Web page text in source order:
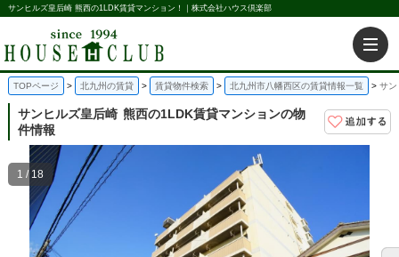
サンヒルズ皇后崎 熊西の1LDK賃貸マンション！｜株式会社ハウス倶楽部
TOPページ 北九州の賃貸 賃貸物件検索 北九州市八幡西区の賃貸情報一覧 サン
サンヒルズ皇后崎 熊西の1LDK賃貸マンションの物
件情報
1 / 18